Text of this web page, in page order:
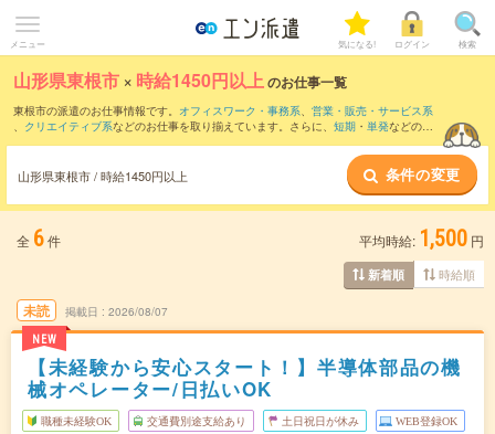
メニュー 気になる! ログイン 検索
山形県東根市 × 時給1450円以上のお仕事一覧
東根市の派遣のお仕事情報です。 オフィスワーク・事務系、 営業・販売・サービス系
、 クリエイティブ系などのお仕事を取り揃えています。さらに、 短期 ・ 単発などの期
山形県東根市 / 時給1450円以上 条件の変更
全 6件 平均時給: 1,500 円
新着順 時給順
未読
NEW
掲載日 2026/08/07
【未経験から安心スタート！】半導体部品の機
械オペレーター/日払いOK
職種未経験OK 交通費別途支給あり 土日祝日が休み WEB登録OK